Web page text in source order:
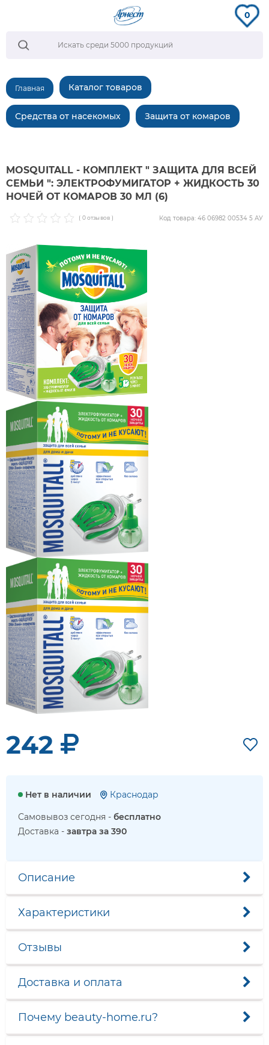
0
Главная Каталог товаров
Средства от насекомых Защита от комаров
MOSQUITALL - КОМПЛЕКТ " ЗАЩИТА ДЛЯ ВСЕЙ
СЕМЬИ ": ЭЛЕКТРОФУМИГАТОР + ЖИДКОСТЬ 30
НОЧЕЙ ОТ КОМАРОВ 30 МЛ (6)
( 0 отзывов ) Код товара: 46 06982 00534 5 АУ
242
Нет в наличии Краснодар
Самовывоз сегодня - бесплатно
Доставка - завтра за 390
Описание
Характеристики
Отзывы
Доставка и оплата
Почему beauty-home.ru?